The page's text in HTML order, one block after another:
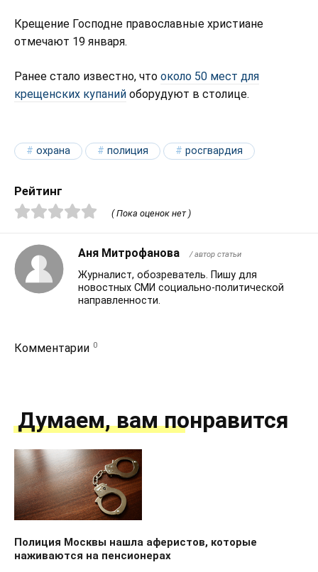
Крещение Господне православные христиане
отмечают 19 января.
Ранее стало известно, что около 50 мест для
крещенских купаний оборудуют в столице.
охрана полиция росгвардия
Рейтинг
( Пока оценок нет )
Аня Митрофанова / автор статьи
Журналист, обозреватель. Пишу для
новостных СМИ социально-политической
направленности.
Комментарии 0
Думаем, вам понравится
Полиция Москвы нашла аферистов, которые
наживаются на пенсионерах